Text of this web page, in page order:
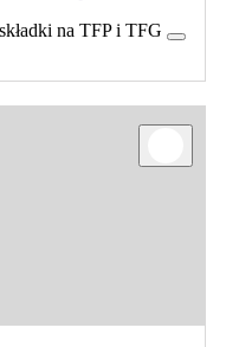
na TFP i TFG